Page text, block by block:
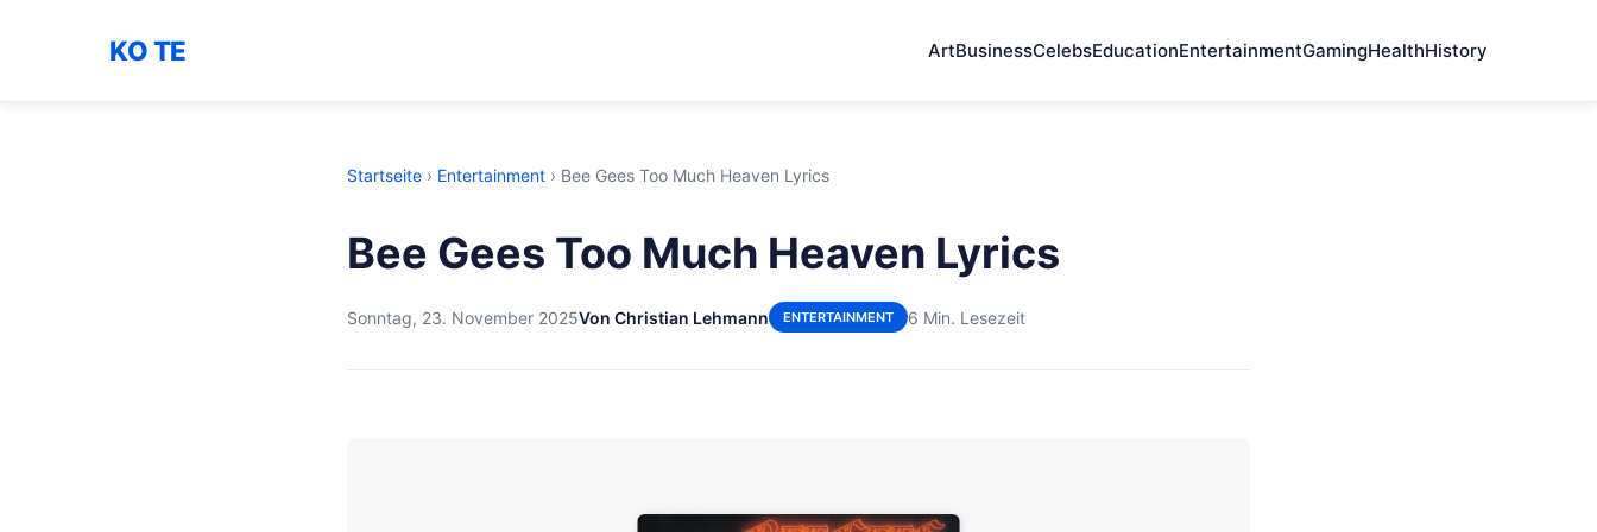
KO TE ArtBusinessCelebsEducationEntertainmentGamingHealthHistory
Startseite › Entertainment › Bee Gees Too Much Heaven Lyrics
Bee Gees Too Much Heaven Lyrics
Sonntag, 23. November 2025Von Christian Lehmann ENTERTAINMENT 6 Min. Lesezeit